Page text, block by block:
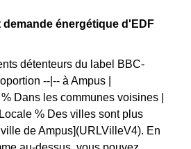
énergétique d'EDF
détenteurs du label BBC-
--|-- à Ampus |
Dans les communes voisines |
% Des villes sont plus
de Ampus](URLVilleV4). En